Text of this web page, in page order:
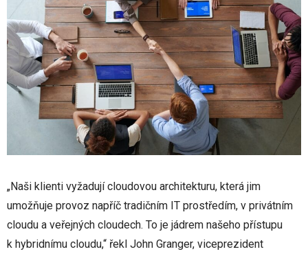
„Naši klienti vyžadují cloudovou architekturu, která jim
umožňuje provoz napříč tradičním IT prostředím, v privátním
cloudu a veřejných cloudech. To je jádrem našeho přístupu
k hybridnímu cloudu,“ řekl John Granger, viceprezident